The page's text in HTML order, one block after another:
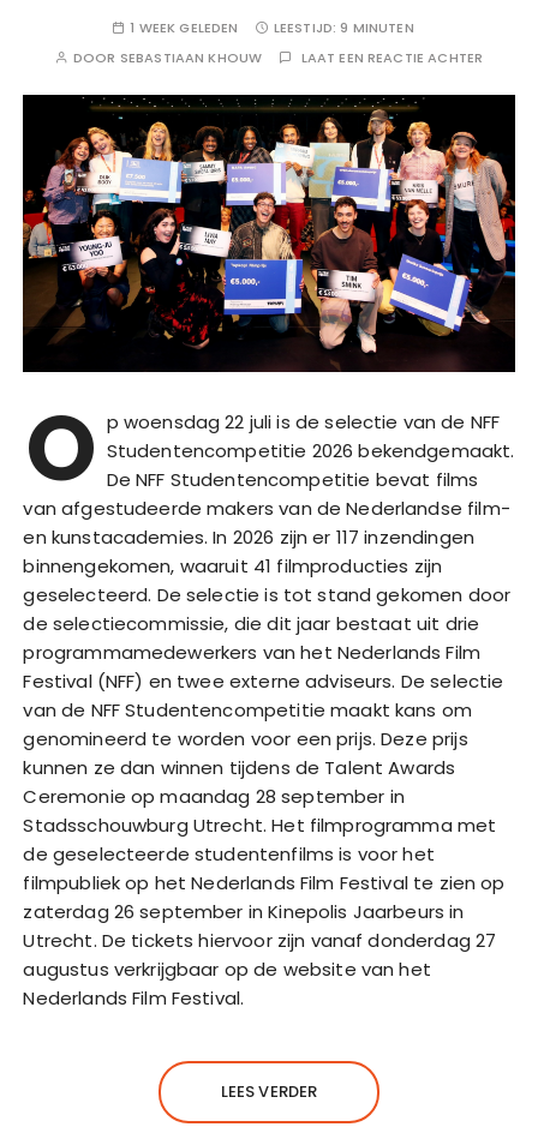
1 WEEK GELEDEN LEESTIJD: 9 MINUTEN
DOOR SEBASTIAAN KHOUW LAAT EEN REACTIE ACHTER
O p woensdag 22 juli is de selectie van de NFF
Studentencompetitie 2026 bekendgemaakt.
De NFF Studentencompetitie bevat films
van afgestudeerde makers van de Nederlandse film-
en kunstacademies. In 2026 zijn er 117 inzendingen
binnengekomen, waaruit 41 filmproducties zijn
geselecteerd. De selectie is tot stand gekomen door
de selectiecommissie, die dit jaar bestaat uit drie
programmamedewerkers van het Nederlands Film
Festival (NFF) en twee externe adviseurs. De selectie
van de NFF Studentencompetitie maakt kans om
genomineerd te worden voor een prijs. Deze prijs
kunnen ze dan winnen tijdens de Talent Awards
Ceremonie op maandag 28 september in
Stadsschouwburg Utrecht. Het filmprogramma met
de geselecteerde studentenfilms is voor het
filmpubliek op het Nederlands Film Festival te zien op
zaterdag 26 september in Kinepolis Jaarbeurs in
Utrecht. De tickets hiervoor zijn vanaf donderdag 27
augustus verkrijgbaar op de website van het
Nederlands Film Festival.
LEES VERDER